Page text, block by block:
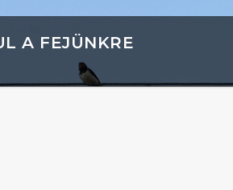
A FEJÜNKRE